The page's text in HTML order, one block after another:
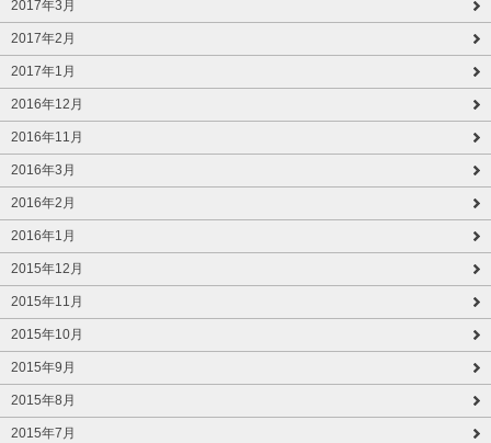
2017年3月
2017年2月
2017年1月
2016年12月
2016年11月
2016年3月
2016年2月
2016年1月
2015年12月
2015年11月
2015年10月
2015年9月
2015年8月
2015年7月